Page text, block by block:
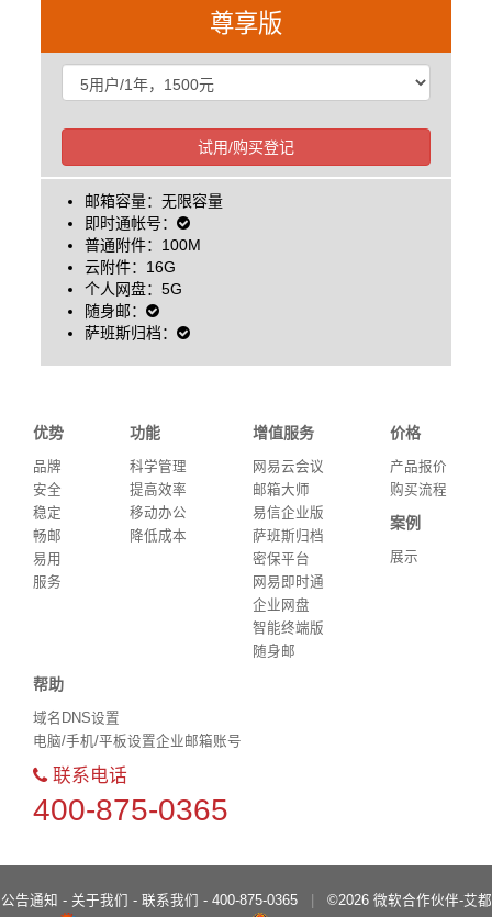
尊享版
试用/购买登记
邮箱容量：无限容量
即时通帐号：
普通附件：100M
云附件：16G
个人网盘：5G
随身邮：
萨班斯归档：
优势
品牌
安全
稳定
畅邮
易用
服务
功能
科学管理
提高效率
移动办公
降低成本
增值服务
网易云会议
邮箱大师
易信企业版
萨班斯归档
密保平台
网易即时通
企业网盘
智能终端版
随身邮
价格
产品报价
购买流程
案例
展示
帮助
域名DNS设置
电脑/手机/平板设置企业邮箱账号
联系电话
400-875-0365
公告通知 - 关于我们 - 联系我们 - 400-875-0365 ©2026 微软合作伙伴-艾都